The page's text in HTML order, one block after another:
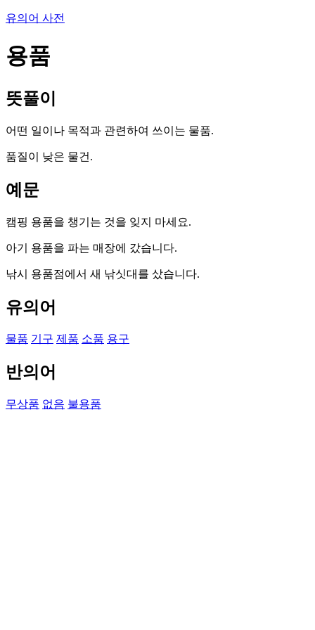
유의어 사전
용품
뜻풀이
어떤 일이나 목적과 관련하여 쓰이는 물품.
품질이 낮은 물건.
예문
캠핑 용품을 챙기는 것을 잊지 마세요.
아기 용품을 파는 매장에 갔습니다.
낚시 용품점에서 새 낚싯대를 샀습니다.
유의어
물품 기구 제품 소품 용구
반의어
무상품 없음 불용품